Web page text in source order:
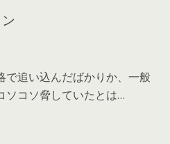
で追い込んだばかりか、一般
ソコソ脅していたとは…